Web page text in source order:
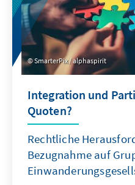
SmarterPix / alphaspirit
Integration und
Quoten?
Rechtliche
Bezugnahme auf